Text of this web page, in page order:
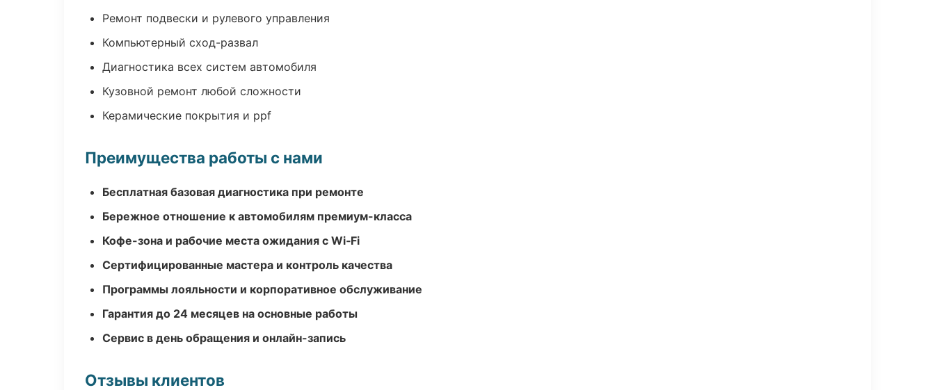
Ремонт подвески и рулевого управления
Компьютерный сход-развал
Диагностика всех систем автомобиля
Кузовной ремонт любой сложности
Керамические покрытия и ppf
Преимущества работы с нами
Бесплатная базовая диагностика при ремонте
Бережное отношение к автомобилям премиум-класса
Кофе-зона и рабочие места ожидания с Wi‑Fi
Сертифицированные мастера и контроль качества
Программы лояльности и корпоративное обслуживание
Гарантия до 24 месяцев на основные работы
Сервис в день обращения и онлайн-запись
Отзывы клиентов